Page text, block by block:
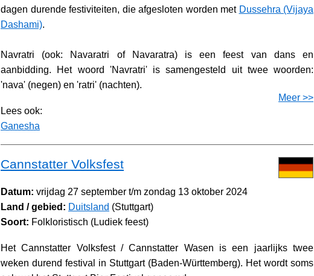
dagen durende festiviteiten, die afgesloten worden met Dussehra (Vijaya
Dashami).
Navratri (ook: Navaratri of Navaratra) is een feest van dans en
aanbidding. Het woord 'Navratri' is samengesteld uit twee woorden:
'nava' (negen) en 'ratri' (nachten).
Meer >>
Lees ook:
Ganesha
Cannstatter Volksfest
Datum: vrijdag 27 september t/m zondag 13 oktober 2024
Land / gebied: Duitsland (Stuttgart)
Soort: Folkloristisch (Ludiek feest)
Het Cannstatter Volksfest / Cannstatter Wasen is een jaarlijks twee
weken durend festival in Stuttgart (Baden-Württemberg). Het wordt soms